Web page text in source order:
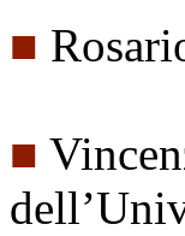
■
■